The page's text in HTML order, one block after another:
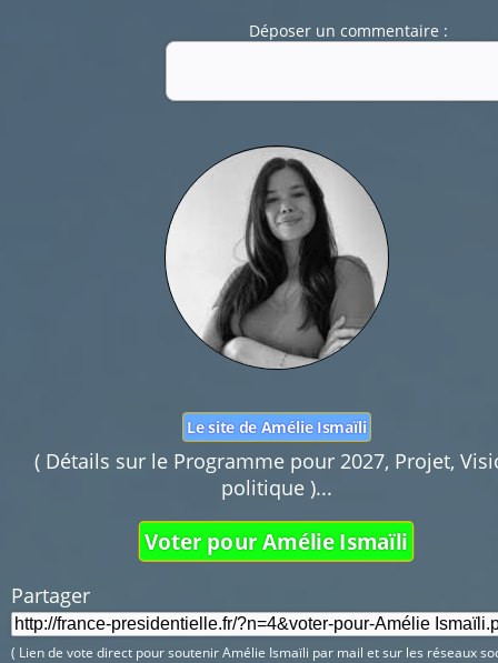
Déposer un commentaire :
Mail :
Fonction de commentaires dédiée au débat
Pas d'insultes. Merci.
Le site de Amélie Ismaïli
( Détails sur le Programme pour 2027, Projet,
politique )...
Voter pour Amélie Ismaïli
Partager
( Lien de vote direct pour soutenir Amélie Ismaïli par mail et sur les réseaux